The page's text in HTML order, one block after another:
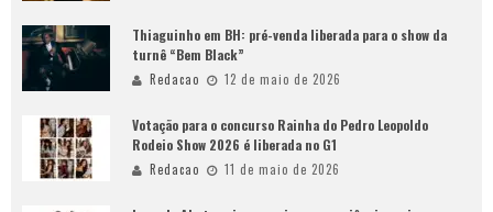
Thiaguinho em BH: pré-venda liberada para o show da
turnê “Bem Black”
Redacao 12 de maio de 2026
Votação para o concurso Rainha do Pedro Leopoldo
Rodeio Show 2026 é liberada no G1
Redacao 11 de maio de 2026